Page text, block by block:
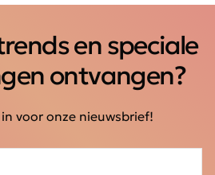
en speciale
ontvangen?
voor onze nieuwsbrief!